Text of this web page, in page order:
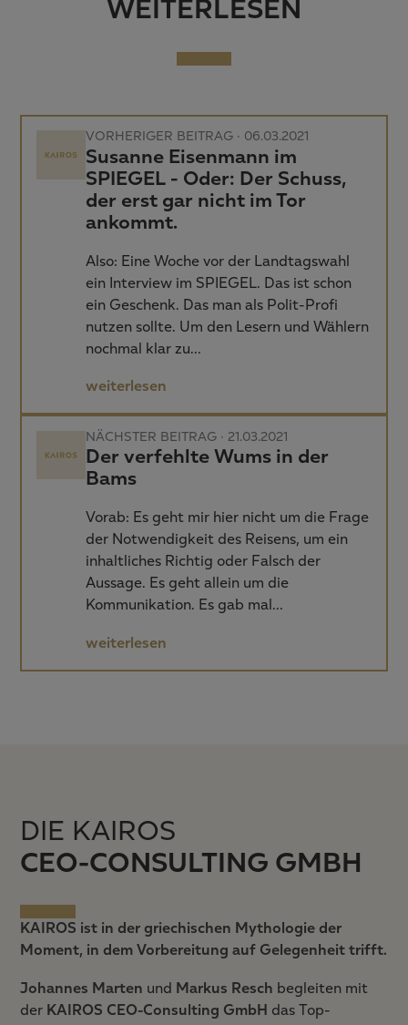
WEITERLESEN
VORHERIGER BEITRAG · 06.03.2021
Susanne Eisenmann im
SPIEGEL - Oder: Der Schuss,
der erst gar nicht im Tor
ankommt.
Also: Eine Woche vor der Landtagswahl
ein Interview im SPIEGEL. Das ist schon
ein Geschenk. Das man als Polit-Profi
nutzen sollte. Um den Lesern und Wählern
nochmal klar zu…
weiterlesen
NÄCHSTER BEITRAG · 21.03.2021
Der verfehlte Wums in der
Bams
Vorab: Es geht mir hier nicht um die Frage
der Notwendigkeit des Reisens, um ein
inhaltliches Richtig oder Falsch der
Aussage. Es geht allein um die
Kommunikation. Es gab mal…
weiterlesen
DIE KAIROS
CEO-CONSULTING GMBH
KAIROS ist in der griechischen Mythologie der
Moment, in dem Vorbereitung auf Gelegenheit trifft.
Johannes Marten und Markus Resch begleiten mit
der KAIROS CEO-Consulting GmbH das Top-